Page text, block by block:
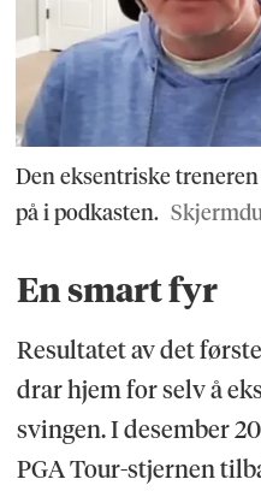
Den eksentriske treneren
på i podkasten.
En smart fyr
Resultatet av det
drar hjem for selv å
svingen. I desember
PGA Tour-stjernen